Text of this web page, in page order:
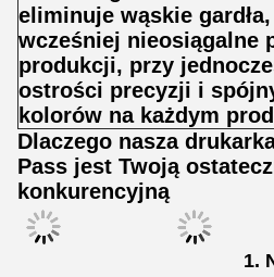
eliminuje wąskie
wcześniej nieosiągalne
produkcji, przy
ostrości precyzji i
kolorów na każdym
Dlaczego nasza
Pass jest Twoją
konkurencyjną
1.